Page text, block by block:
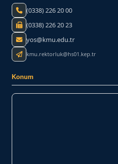
(0338) 226 20 00
(0338) 226 20 23
yos@kmu.edu.tr
kmu.rektorluk@hs01.kep.tr
Konum